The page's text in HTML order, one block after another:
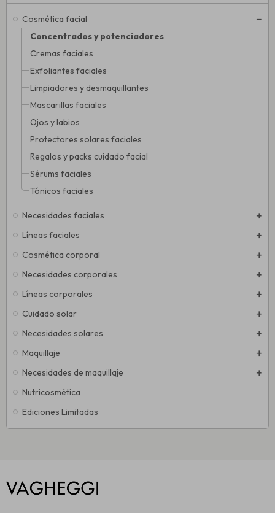
Cosmética facial
Concentrados y potenciadores
Cremas faciales
Exfoliantes faciales
Limpiadores y desmaquillantes
Mascarillas faciales
Ojos y labios
Protectores solares faciales
Regalos y packs cuidado facial
Sérums faciales
Tónicos faciales
Necesidades faciales
Líneas faciales
Cosmética corporal
Necesidades corporales
Líneas corporales
Cuidado solar
Necesidades solares
Maquillaje
Necesidades de maquillaje
Nutricosmética
Ediciones Limitadas